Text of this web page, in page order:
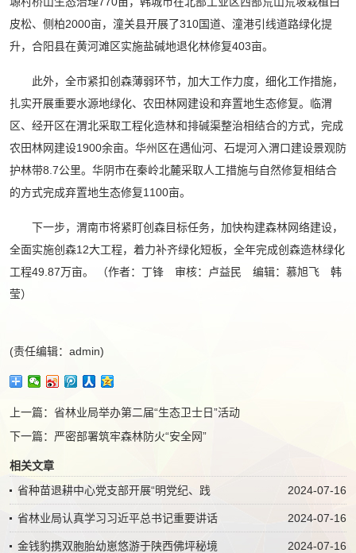
皮松、侧柏2000亩，潼关县开展了310国道、潼港引线道路绿化提
升，合阳县在黄河滩区实施盐碱地退化林修复403亩。
此外，全市紧扣创森薄弱环节，加大工作力度，细化工作措施，
扎实开展重要水源地绿化、农田林网建设和弃置地生态修复。临渭
区、经开区在渭北采取工程化造林和排碱渠整治相结合的方式，完成
农田林网建设1900余亩。华州区在遇仙河、石堤河入渭口建设景观防
护林带8.7公里。华阴市在秦岭北麓采取人工措施与自然修复相结合
的方式完成弃置地生态修复1100亩。
下一步，渭南市将紧盯创森目标任务，加快构建森林网络建设，
全面实施创森12大工程，着力补齐绿化短板，全年完成创森造林绿化
工程49.87万亩。 （作者：丁锋 审核：卢益民 编辑：慕旭飞 韩
莹）
(责任编辑：admin)
上一篇： 省林业局举办第二届“生态卫士日”活动
下一篇： 严密部署筑牢森林防火“安全网”
相关文章
2024-07-16
省种苗退耕中心党支部开展“明党纪、践
2024-07-16
省林业局认真学习习近平总书记重要讲话
2024-07-16
金钱豹携双胞胎幼崽悠游于陕西佛坪秘境